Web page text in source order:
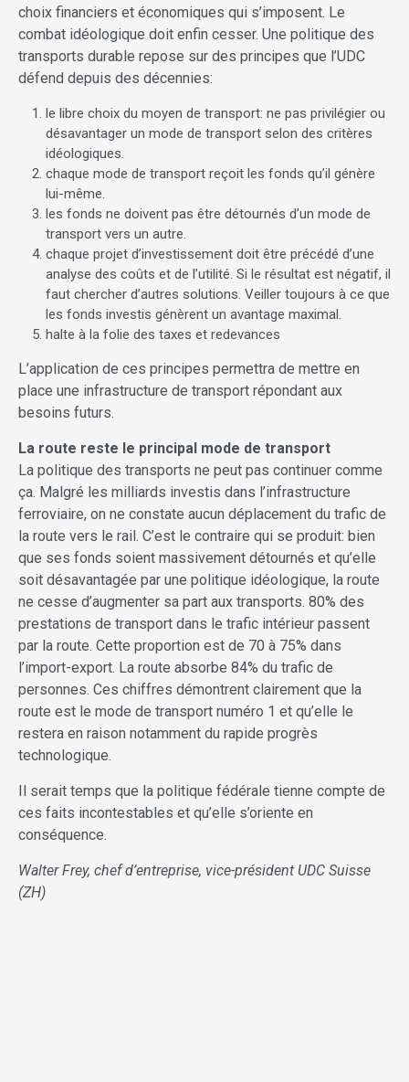
choix financiers et économiques qui s’imposent. Le
combat idéologique doit enfin cesser. Une politique des
transports durable repose sur des principes que l’UDC
défend depuis des décennies:
le libre choix du moyen de transport: ne pas privilégier ou
désavantager un mode de transport selon des critères
idéologiques.
chaque mode de transport reçoit les fonds qu’il génère
lui-même.
les fonds ne doivent pas être détournés d’un mode de
transport vers un autre.
chaque projet d’investissement doit être précédé d’une
analyse des coûts et de l’utilité. Si le résultat est négatif, il
faut chercher d’autres solutions. Veiller toujours à ce que
les fonds investis génèrent un avantage maximal.
halte à la folie des taxes et redevances
L’application de ces principes permettra de mettre en
place une infrastructure de transport répondant aux
besoins futurs.
La route reste le principal mode de transport
La politique des transports ne peut pas continuer comme
ça. Malgré les milliards investis dans l’infrastructure
ferroviaire, on ne constate aucun déplacement du trafic de
la route vers le rail. C’est le contraire qui se produit: bien
que ses fonds soient massivement détournés et qu’elle
soit désavantagée par une politique idéologique, la route
ne cesse d’augmenter sa part aux transports. 80% des
prestations de transport dans le trafic intérieur passent
par la route. Cette proportion est de 70 à 75% dans
l’import-export. La route absorbe 84% du trafic de
personnes. Ces chiffres démontrent clairement que la
route est le mode de transport numéro 1 et qu’elle le
restera en raison notamment du rapide progrès
technologique.
Il serait temps que la politique fédérale tienne compte de
ces faits incontestables et qu’elle s’oriente en
conséquence.
Walter Frey, chef d’entreprise, vice-président UDC Suisse
(ZH)